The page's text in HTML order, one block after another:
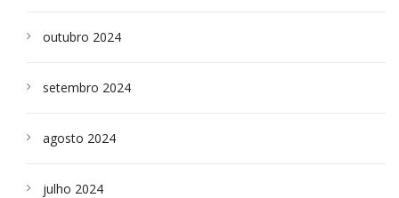
outubro 2024
setembro 2024
agosto 2024
julho 2024